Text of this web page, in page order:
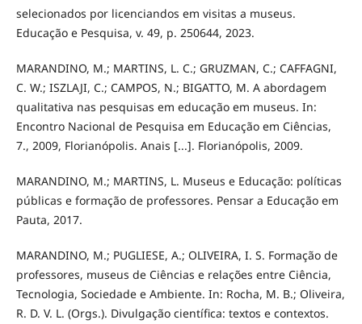
selecionados por licenciandos em visitas a museus.
Educação e Pesquisa, v. 49, p. 250644, 2023.
MARANDINO, M.; MARTINS, L. C.; GRUZMAN, C.; CAFFAGNI,
C. W.; ISZLAJI, C.; CAMPOS, N.; BIGATTO, M. A abordagem
qualitativa nas pesquisas em educação em museus. In:
Encontro Nacional de Pesquisa em Educação em Ciências,
7., 2009, Florianópolis. Anais [...]. Florianópolis, 2009.
MARANDINO, M.; MARTINS, L. Museus e Educação: políticas
públicas e formação de professores. Pensar a Educação em
Pauta, 2017.
MARANDINO, M.; PUGLIESE, A.; OLIVEIRA, I. S. Formação de
professores, museus de Ciências e relações entre Ciência,
Tecnologia, Sociedade e Ambiente. In: Rocha, M. B.; Oliveira,
R. D. V. L. (Orgs.). Divulgação científica: textos e contextos.